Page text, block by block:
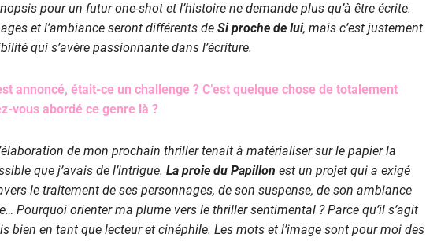
pour un futur one-shot et l’histoire ne demande plus qu’à être écrite.
et l’ambiance seront différents de Si proche de lui, mais c’est justement
qui s’avère passionnante dans l’écriture.
annoncé, était-ce un challenge ? C’est quelque chose de totalement
vous abordé ce genre là ?
de mon prochain thriller tenait à matérialiser sur le papier la
que j’avais de l’intrigue. La proie du Papillon est un projet qui a exigé
le traitement de ses personnages, de son suspense, de son ambiance
Pourquoi orienter ma plume vers le thriller sentimental ? Parce qu’il s’agit
bien en tant que lecteur et cinéphile. Les mots et l’image sont pour moi des